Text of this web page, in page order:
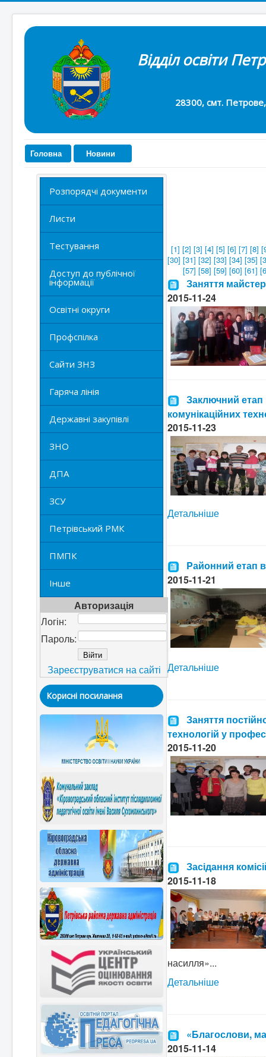
Відділ освіти
28300, смт. Петрове,
Головна Новини
Розпорядчі документи
Листи
Тестування
Доступ до публічної
інформації
Освітні округи
Профспілка
Сайти ЗНЗ
Гаряча лінія
Державні закупівлі
ЗНО
ДПА
ЗСУ
Петрівський РМК
ПМПК
Інше
Авторизація
Логін:
Пароль:
Зареєструватися на сайті
Корисні посилання
[1] [2] [3] [4] [5] [6] [7] [8]
[30] [31] [32] [33] [34] [35]
[57] [58] [59] [60] [61]
Заняття
2015-11-24
Заключний
комунікаційних
2015-11-23
Детальніше
Pайонний етап
2015-11-21
Детальніше
Заняття
технологій у
2015-11-20
Засідання
2015-11-18
насилля»...
Детальніше
«Благослови,
2015-11-14